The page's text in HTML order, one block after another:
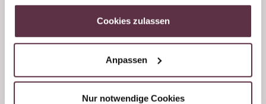
gesammelt haben.
Cookies zulassen
Anpassen
Nur notwendige Cookies
Freitag & Samstag: 14.00 bis 20.00 Uhr
Sonn- & Feiertag: 13.00 bis 20.00 Uhr
Adventmarktprogramm